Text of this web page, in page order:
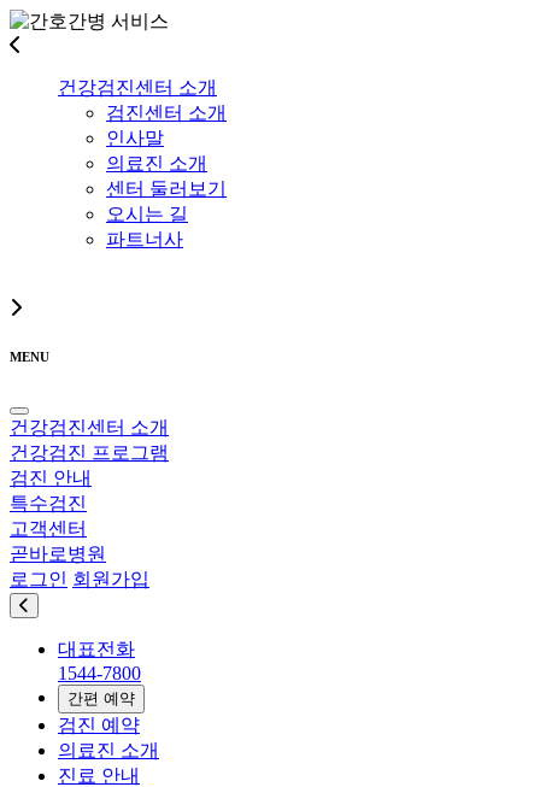
건강검진센터 소개
검진센터 소개
인사말
의료진 소개
센터 둘러보기
오시는 길
파트너사
MENU
건강검진센터 소개
건강검진 프로그램
검진 안내
특수검진
고객센터
곧바로병원
로그인 회원가입
대표전화
1544-7800
간편 예약
검진 예약
의료진 소개
진료 안내